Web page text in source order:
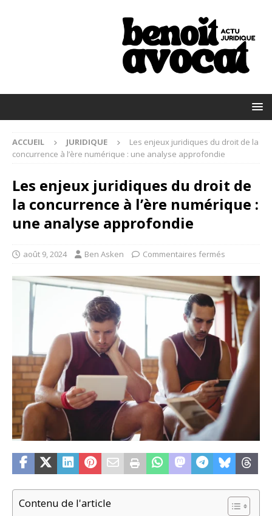
ACCUEIL JURIDIQUE
Les enjeux juridiques du droit de la
concurrence à l’ère numérique : une analyse approfondie
Les enjeux juridiques du droit de
la concurrence à l’ère numérique :
une analyse approfondie
août 9, 2024 Ben Asken Commentaires fermés
Contenu de l'article